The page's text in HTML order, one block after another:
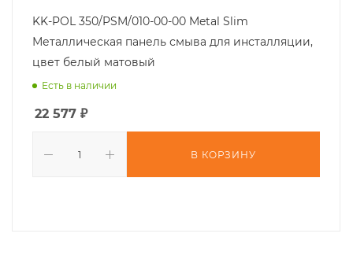
KK-POL 350/PSM/010-00-00 Metal Slim
Металлическая панель смыва для инсталляции,
цвет белый матовый
Есть в наличии
22 577 ₽
В КОРЗИНУ